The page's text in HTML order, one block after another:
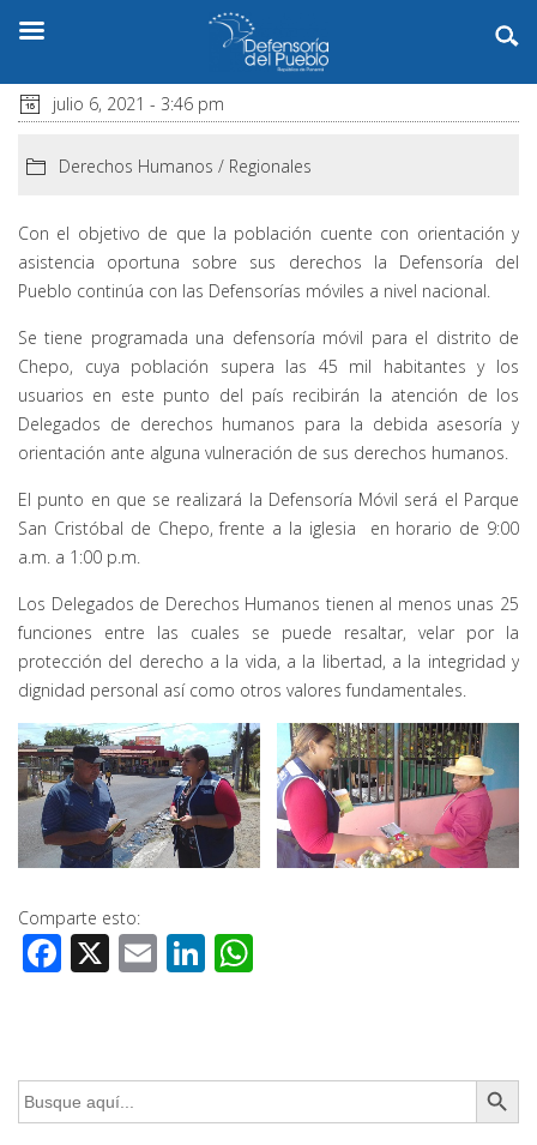
julio 6, 2021 - 3:46 pm
Derechos Humanos / Regionales
Con el objetivo de que la población cuente con orientación y
asistencia oportuna sobre sus derechos la Defensoría del
Pueblo continúa con las Defensorías móviles a nivel nacional.
Se tiene programada una defensoría móvil para el distrito de
Chepo, cuya población supera las 45 mil habitantes y los
usuarios en este punto del país recibirán la atención de los
Delegados de derechos humanos para la debida asesoría y
orientación ante alguna vulneración de sus derechos humanos.
El punto en que se realizará la Defensoría Móvil será el Parque
San Cristóbal de Chepo, frente a la iglesia en horario de 9:00
a.m. a 1:00 p.m.
Los Delegados de Derechos Humanos tienen al menos unas 25
funciones entre las cuales se puede resaltar, velar por la
protección del derecho a la vida, a la libertad, a la integridad y
dignidad personal así como otros valores fundamentales.
Comparte esto:
Facebook
X EmailLinkedIn
Buscar: Botón de